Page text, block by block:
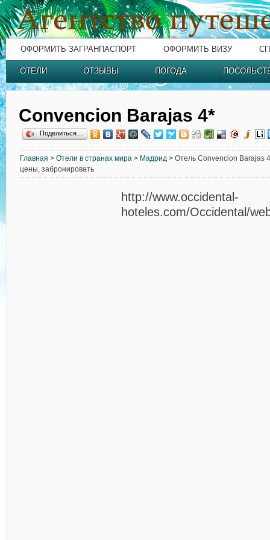
ОФОРМИТЬ ЗАГРАНПАСПОРТ ОФОРМИТЬ ВИЗУ
ОТЕЛИ ОТЗЫВЫ ПОГОДА
Convencion Barajas 4*
Поделиться…
Главная > Отели в странах мира > Мадрид > Отель Convencion Barajas
цены, забронировать
http://www.occidental-
hoteles.com/Occidental/